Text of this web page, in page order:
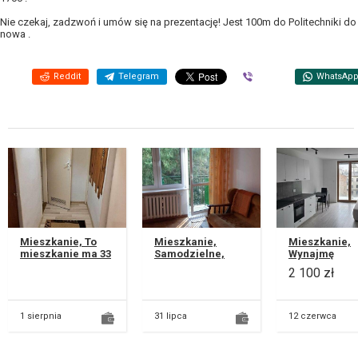
Nie czekaj, zadzwoń i umów się na prezentację! Jest 100m do Politechniki
nowa .
Reddit Telegram WhatsApp
Mieszkanie, To
mieszkanie ma 33
przy ul
pulawskiej...
1 sierpnia
Mieszkanie,
Samodzielne,
balkonem i
piwnicą, wc i
31 lipca
Mieszkanie,
Wynajmę
kawalerkę w
centrum
ul. Jasna 7.
Kawalerka o
2 100 zł
12 czerwca